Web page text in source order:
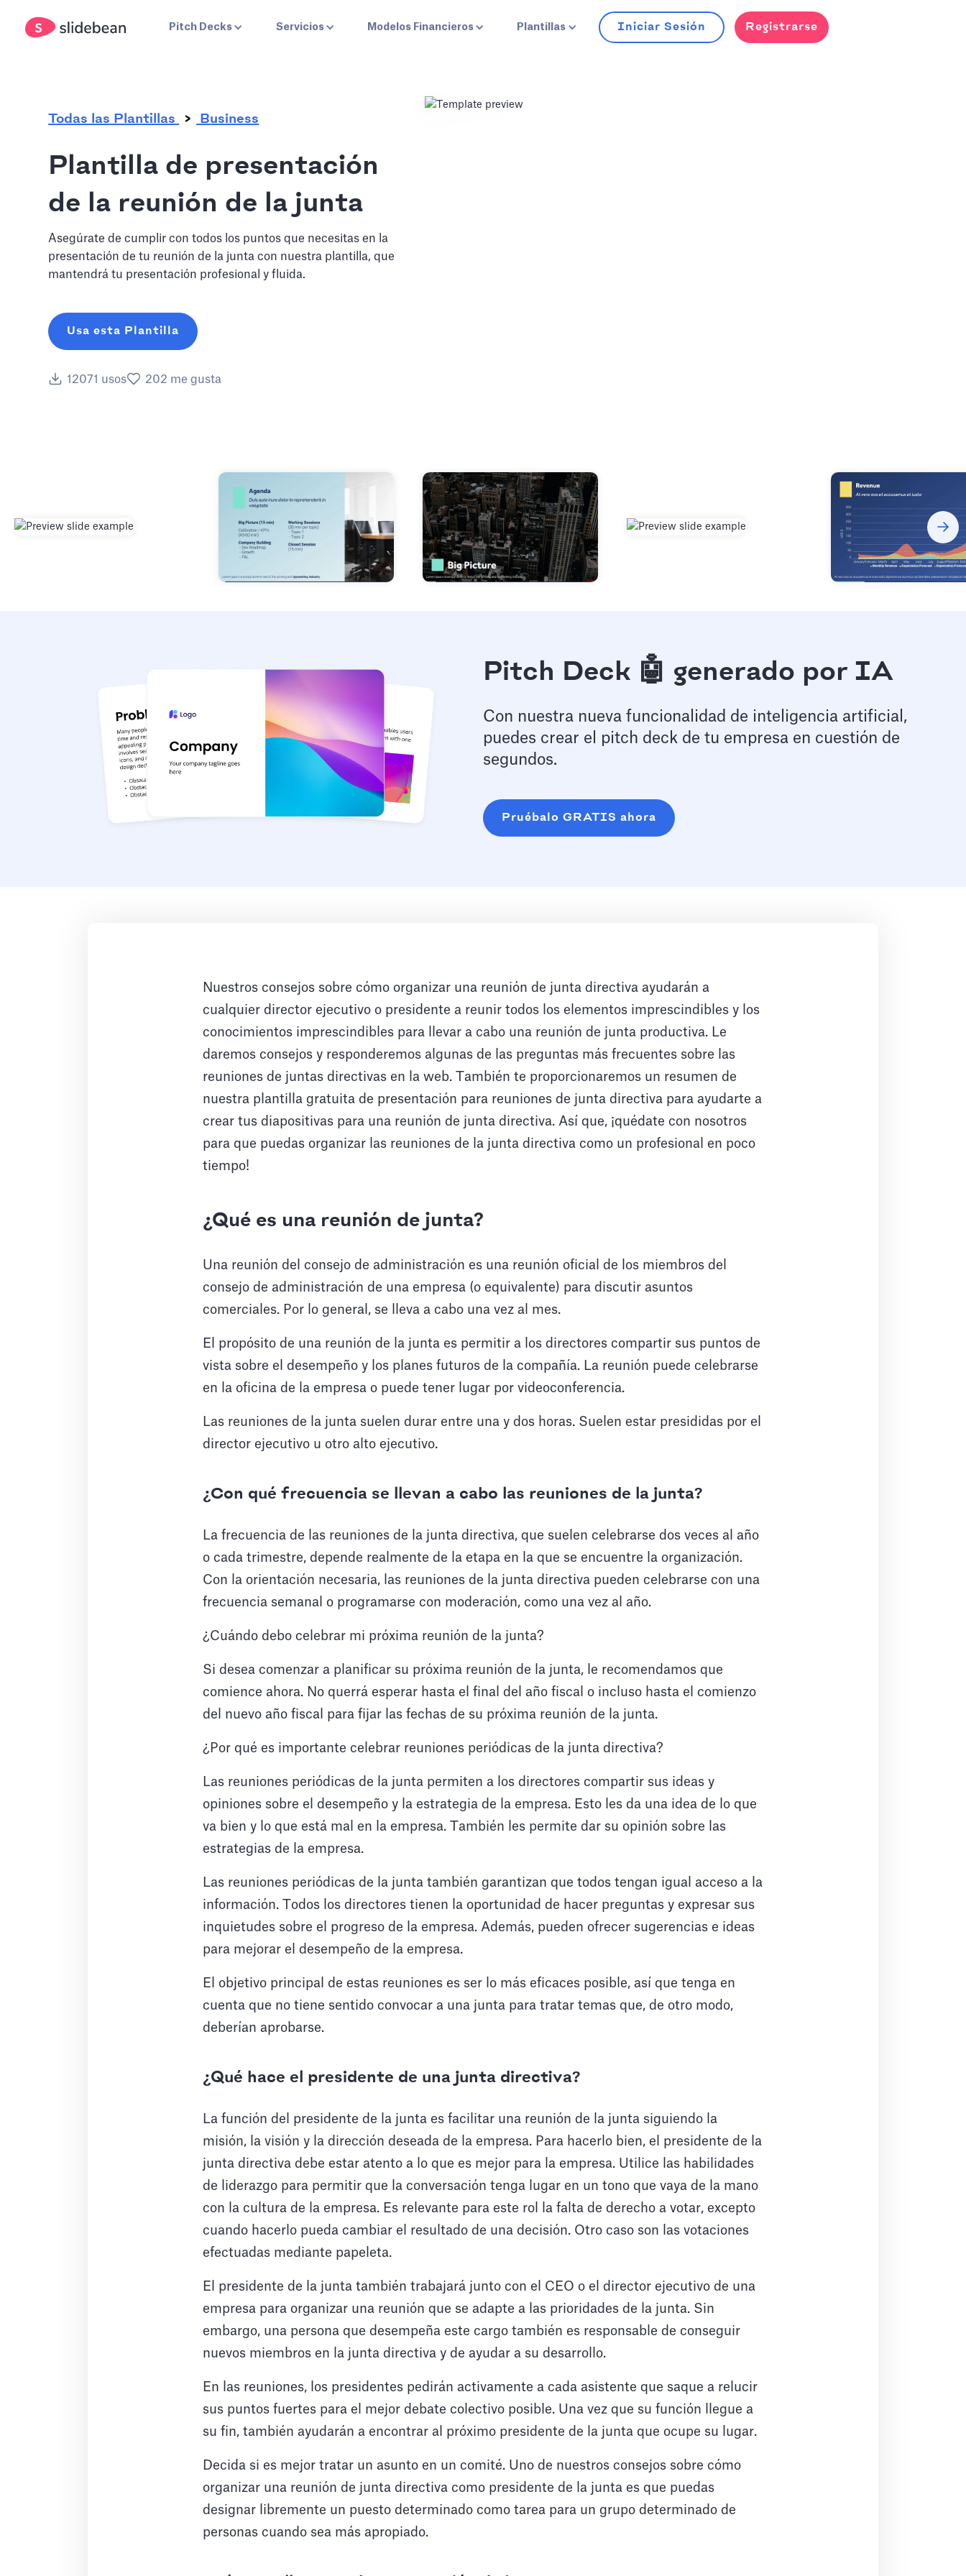
Pitch Decks Servicios Modelos Financieros Plantillas Iniciar Sesión Registrarse
Todas las Plantillas Business
Plantilla de presentación
de la reunión de la junta
Asegúrate de cumplir con todos los puntos que necesitas en la
presentación de tu reunión de la junta con nuestra plantilla, que
mantendrá tu presentación profesional y fluida.
Usa esta Plantilla
12071 usos 202 me gusta
Pitch Deck 🤖 generado por IA
Con nuestra nueva funcionalidad de inteligencia artificial,
puedes crear el pitch deck de tu empresa en cuestión de
segundos.
Pruébalo GRATIS ahora
Nuestros consejos sobre cómo organizar una reunión de junta directiva ayudarán a
cualquier director ejecutivo o presidente a reunir todos los elementos imprescindibles y los
conocimientos imprescindibles para llevar a cabo una reunión de junta productiva. Le
daremos consejos y responderemos algunas de las preguntas más frecuentes sobre las
reuniones de juntas directivas en la web. También te proporcionaremos un resumen de
nuestra plantilla gratuita de presentación para reuniones de junta directiva para ayudarte a
crear tus diapositivas para una reunión de junta directiva. Así que, ¡quédate con nosotros
para que puedas organizar las reuniones de la junta directiva como un profesional en poco
tiempo!
¿Qué es una reunión de junta?
Una reunión del consejo de administración es una reunión oficial de los miembros del
consejo de administración de una empresa (o equivalente) para discutir asuntos
comerciales. Por lo general, se lleva a cabo una vez al mes.
El propósito de una reunión de la junta es permitir a los directores compartir sus puntos de
vista sobre el desempeño y los planes futuros de la compañía. La reunión puede celebrarse
en la oficina de la empresa o puede tener lugar por videoconferencia.
Las reuniones de la junta suelen durar entre una y dos horas. Suelen estar presididas por el
director ejecutivo u otro alto ejecutivo.
¿Con qué frecuencia se llevan a cabo las reuniones de la junta?
La frecuencia de las reuniones de la junta directiva, que suelen celebrarse dos veces al año
o cada trimestre, depende realmente de la etapa en la que se encuentre la organización.
Con la orientación necesaria, las reuniones de la junta directiva pueden celebrarse con una
frecuencia semanal o programarse con moderación, como una vez al año.
¿Cuándo debo celebrar mi próxima reunión de la junta?
Si desea comenzar a planificar su próxima reunión de la junta, le recomendamos que
comience ahora. No querrá esperar hasta el final del año fiscal o incluso hasta el comienzo
del nuevo año fiscal para fijar las fechas de su próxima reunión de la junta.
¿Por qué es importante celebrar reuniones periódicas de la junta directiva?
Las reuniones periódicas de la junta permiten a los directores compartir sus ideas y
opiniones sobre el desempeño y la estrategia de la empresa. Esto les da una idea de lo que
va bien y lo que está mal en la empresa. También les permite dar su opinión sobre las
estrategias de la empresa.
Las reuniones periódicas de la junta también garantizan que todos tengan igual acceso a la
información. Todos los directores tienen la oportunidad de hacer preguntas y expresar sus
inquietudes sobre el progreso de la empresa. Además, pueden ofrecer sugerencias e ideas
para mejorar el desempeño de la empresa.
El objetivo principal de estas reuniones es ser lo más eficaces posible, así que tenga en
cuenta que no tiene sentido convocar a una junta para tratar temas que, de otro modo,
deberían aprobarse.
¿Qué hace el presidente de una junta directiva?
La función del presidente de la junta es facilitar una reunión de la junta siguiendo la
misión, la visión y la dirección deseada de la empresa. Para hacerlo bien, el presidente de la
junta directiva debe estar atento a lo que es mejor para la empresa. Utilice las habilidades
de liderazgo para permitir que la conversación tenga lugar en un tono que vaya de la mano
con la cultura de la empresa. Es relevante para este rol la falta de derecho a votar, excepto
cuando hacerlo pueda cambiar el resultado de una decisión. Otro caso son las votaciones
efectuadas mediante papeleta.
El presidente de la junta también trabajará junto con el CEO o el director ejecutivo de una
empresa para organizar una reunión que se adapte a las prioridades de la junta. Sin
embargo, una persona que desempeña este cargo también es responsable de conseguir
nuevos miembros en la junta directiva y de ayudar a su desarrollo.
En las reuniones, los presidentes pedirán activamente a cada asistente que saque a relucir
sus puntos fuertes para el mejor debate colectivo posible. Una vez que su función llegue a
su fin, también ayudarán a encontrar al próximo presidente de la junta que ocupe su lugar.
Decida si es mejor tratar un asunto en un comité. Uno de nuestros consejos sobre cómo
organizar una reunión de junta directiva como presidente de la junta es que puedas
designar libremente un puesto determinado como tarea para un grupo determinado de
personas cuando sea más apropiado.